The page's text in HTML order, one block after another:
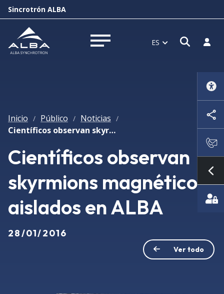
Sincrotrón ALBA
Abrir menú ES Abrir
Inicio / Público / Noticias /
Científicos observan skyrmions magnéticos aislados en ALBA
Científicos observan
skyrmions magnéticos
aislados en ALBA
28/01/2016
Ver todo